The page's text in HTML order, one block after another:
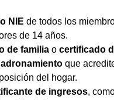
NIE de todos los
de 14 años.
de familia o certificado
que
del hogar.
de ingresos,